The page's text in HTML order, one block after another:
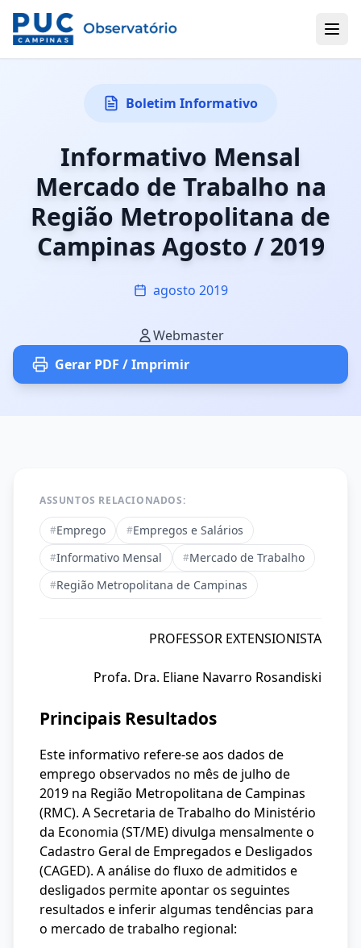
Boletim Informativo
Informativo Mensal
Mercado de Trabalho na
Região Metropolitana de
Campinas Agosto / 2019
agosto 2019
Webmaster
Gerar PDF / Imprimir
ASSUNTOS RELACIONADOS:
#Emprego #Empregos e Salários
#Informativo Mensal #Mercado de Trabalho
#Região Metropolitana de Campinas
PROFESSOR EXTENSIONISTA
Profa. Dra. Eliane Navarro Rosandiski
Principais Resultados
Este informativo refere-se aos dados de
emprego observados no mês de julho de
2019 na Região Metropolitana de Campinas
(RMC). A Secretaria de Trabalho do Ministério
da Economia (ST/ME) divulga mensalmente o
Cadastro Geral de Empregados e Desligados
(CAGED). A análise do fluxo de admitidos e
desligados permite apontar os seguintes
resultados e inferir algumas tendências para
o mercado de trabalho regional: